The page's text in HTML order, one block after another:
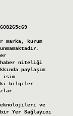
kurum
haber niteliği
paylaşım
isim
bilgiler
ve
Yer Sağlayıcı